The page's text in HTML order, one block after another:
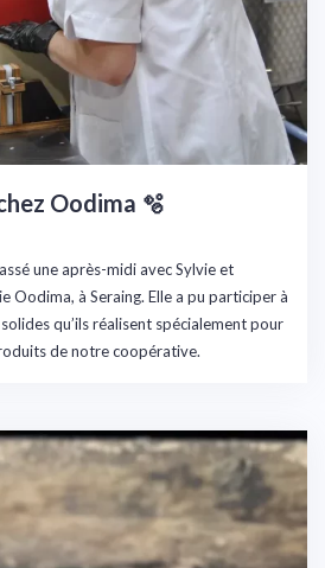
Oodima 🫧
une après-midi avec Sylvie et
Oodima, à Seraing. Elle a pu participer à
qu’ils réalisent spécialement pour
de notre coopérative.